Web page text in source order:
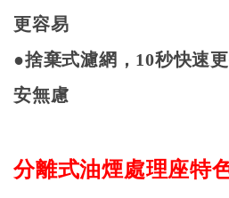
更容易
●捨棄式濾網， 10秒快速
安無慮
分離式油煙處理座特